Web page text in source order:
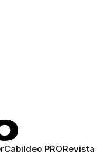
que
Cabildeo PRORevista